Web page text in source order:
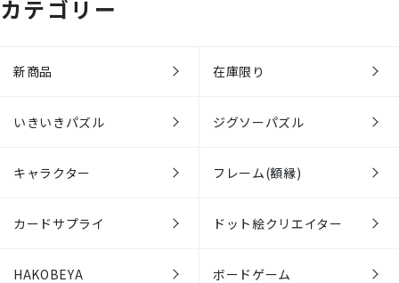
カテゴリー
新商品 在庫限り
いきいきパズル ジグソーパズル
キャラクター フレーム(額縁)
カードサプライ ドット絵クリエイター
HAKOBEYA ボードゲーム